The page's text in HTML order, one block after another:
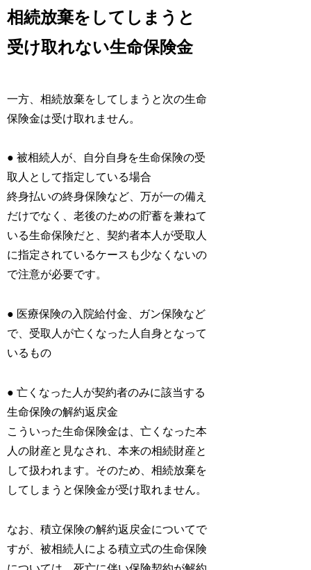
相続放棄をしてしまうと
受け取れない生命保険金
一方、相続放棄をしてしまうと次の生命
保険金は受け取れません。
● 被相続人が、自分自身を生命保険の受
取人として指定している場合
終身払いの終身保険など、万が一の備え
だけでなく、老後のための貯蓄を兼ねて
いる生命保険だと、契約者本人が受取人
に指定されているケースも少なくないの
で注意が必要です。
● 医療保険の入院給付金、ガン保険など
で、受取人が亡くなった人自身となって
いるもの
● 亡くなった人が契約者のみに該当する
生命保険の解約返戻金
こういった生命保険金は、亡くなった本
人の財産と見なされ、本来の相続財産と
して扱われます。そのため、相続放棄を
してしまうと保険金が受け取れません。
なお、積立保険の解約返戻金についてで
すが、被相続人による積立式の生命保険